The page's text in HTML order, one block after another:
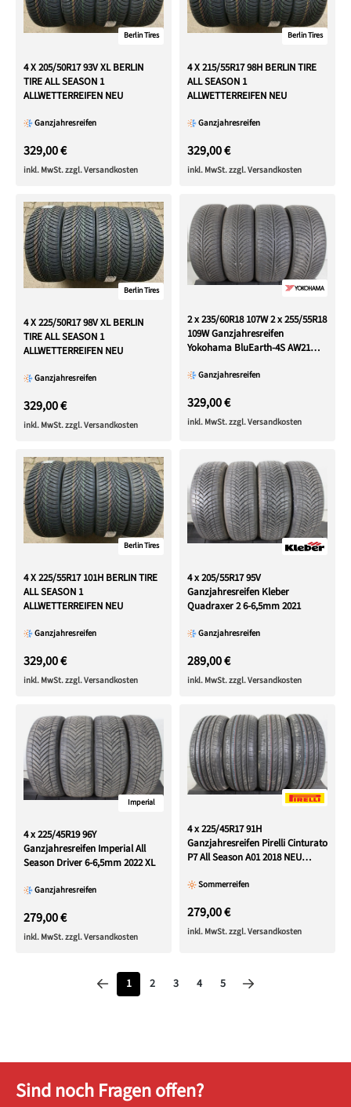
Berlin Tires
4 X 205/50R17 93V XL BERLIN
TIRE ALL SEASON 1
ALLWETTERREIFEN NEU
Ganzjahresreifen
329,00 €
inkl. MwSt. zzgl. Versandkosten
Berlin Tires
4 X 215/55R17 98H BERLIN TIRE
ALL SEASON 1
ALLWETTERREIFEN NEU
Ganzjahresreifen
329,00 €
inkl. MwSt. zzgl. Versandkosten
Berlin Tires
4 X 225/50R17 98V XL BERLIN
TIRE ALL SEASON 1
ALLWETTERREIFEN NEU
Ganzjahresreifen
329,00 €
inkl. MwSt. zzgl. Versandkosten
2 x 235/60R18 107W 2 x 255/55R18
109W Ganzjahresreifen
Yokohama BluEarth-4S AW21
Ganzjahresreifen
329,00 €
inkl. MwSt. zzgl. Versandkosten
Berlin Tires
4 X 225/55R17 101H BERLIN TIRE
ALL SEASON 1
ALLWETTERREIFEN NEU
Ganzjahresreifen
329,00 €
inkl. MwSt. zzgl. Versandkosten
4 x 205/55R17 95V
Ganzjahresreifen Kleber
Quadraxer 2 6-6,5mm 2021
Ganzjahresreifen
289,00 €
inkl. MwSt. zzgl. Versandkosten
Imperial
4 x 225/45R19 96Y
Ganzjahresreifen Imperial All
Season Driver 6-6,5mm 2022 XL
Ganzjahresreifen
279,00 €
inkl. MwSt. zzgl. Versandkosten
4 x 225/45R17 91H
Ganzjahresreifen Pirelli Cinturato
P7 All Season A01 2018 NEU
Sommerreifen
279,00 €
inkl. MwSt. zzgl. Versandkosten
Seite
1 Seite
2 Seite
3 Seite
4 Seite
5
Sind noch Fragen offen?